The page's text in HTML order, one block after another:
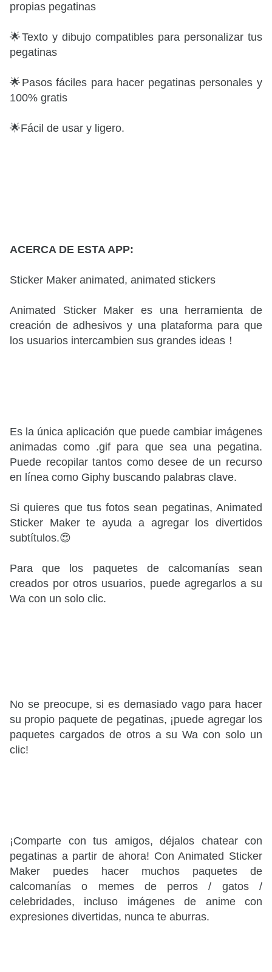
propias pegatinas
🌟Texto y dibujo compatibles para personalizar tus
pegatinas
🌟Pasos fáciles para hacer pegatinas personales y
100% gratis
🌟Fácil de usar y ligero.
ACERCA DE ESTA APP:
Sticker Maker animated, animated stickers
Animated Sticker Maker es una herramienta de
creación de adhesivos y una plataforma para que
los usuarios intercambien sus grandes ideas！
Es la única aplicación que puede cambiar imágenes
animadas como .gif para que sea una pegatina.
Puede recopilar tantos como desee de un recurso
en línea como Giphy buscando palabras clave.
Si quieres que tus fotos sean pegatinas, Animated
Sticker Maker te ayuda a agregar los divertidos
subtítulos.😍
Para que los paquetes de calcomanías sean
creados por otros usuarios, puede agregarlos a su
Wa con un solo clic.
No se preocupe, si es demasiado vago para hacer
su propio paquete de pegatinas, ¡puede agregar los
paquetes cargados de otros a su Wa con solo un
clic!
¡Comparte con tus amigos, déjalos chatearcon
pegatinas a partir de ahora! Con Animated Sticker
Maker puedes hacer muchos paquetes de
calcomanías o memes de perros / gatos /
celebridades, incluso imágenes de anime con
expresiones divertidas, nunca te aburras.